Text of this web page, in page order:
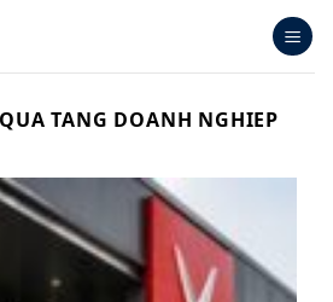
QUA TANG DOANH NGHIEP